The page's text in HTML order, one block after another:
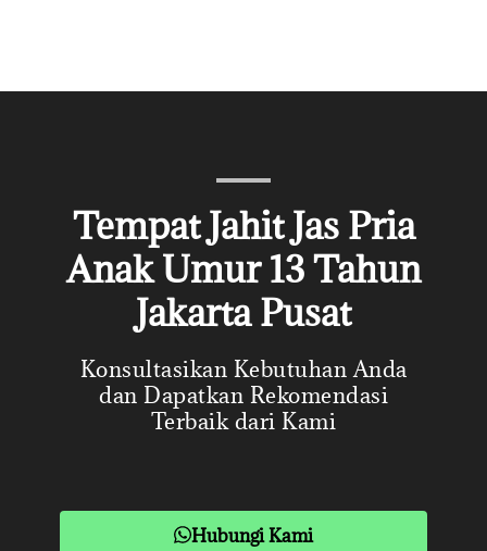
Tempat Jahit Jas Pria
Anak Umur 13 Tahun
Jakarta Pusat
Konsultasikan Kebutuhan Anda
dan Dapatkan Rekomendasi
Terbaik dari Kami
Hubungi Kami